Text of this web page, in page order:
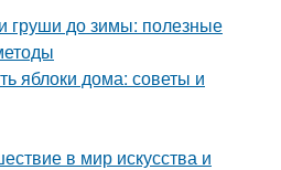
груши до зимы: полезные
яблоки дома: советы и
в мир искусства и